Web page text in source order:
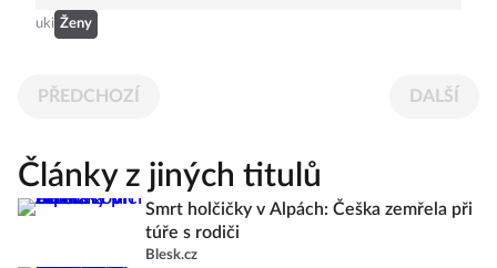
uki Ženy
PŘEDCHOZÍ DALŠÍ
Články z jiných titulů
Smrt holčičky v Alpách: Češka zemřela při
túře s rodiči
Blesk.cz